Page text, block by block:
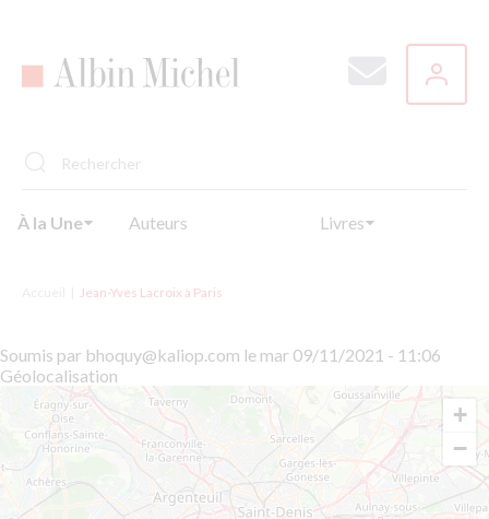
principal
À la Une Auteurs Livres
Jean-Yves Lacroix à Paris
Soumis par bhoquy@kaliop.com le mar 09/11/2021 - 11:06
Géolocalisation
+
−